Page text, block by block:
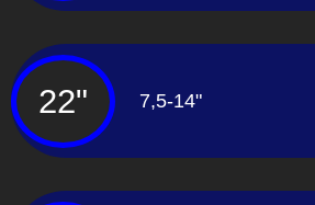
22" 7,5-14"